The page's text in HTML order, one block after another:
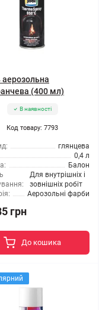
(400 мл)
В наявності
Код товару: 7793
глянцева
0,4 л
Балон
Для внутрішніх і
зовнішніх робіт
Аерозольні фарби
грн
До кошика